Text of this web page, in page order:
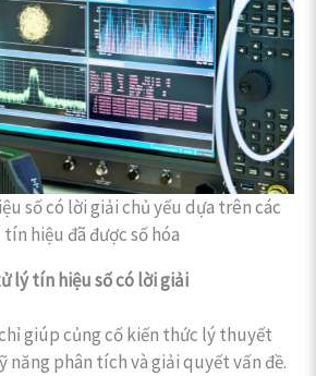
số có lời giải chủ yếu dựa trên các
hiệu đã được số hóa
lý tín hiệu số có lời giải
giúp củng cố kiến thức lý thuyết
năng phân tích và giải quyết vấn đề.